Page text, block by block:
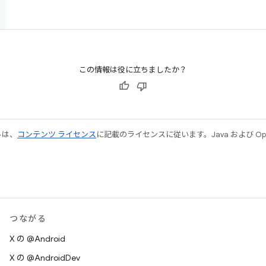
この情報は役に立ちましたか？
、 コンテンツ ライセンスに記載のライセンスに従います。Java および
つながる
X の @Android
X の @AndroidDev